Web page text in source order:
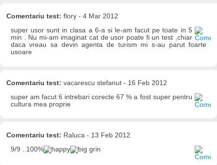
Comentariu test: flory - 4 Mar 2012
super usor sunt in clasa a 6-a si le-am facut pe toate in 5
min . Nu mi-am imaginat cat de usor poate fi un test ,chiar
daca vreau sa devin agenta de turism mi s-au parut foarte
usoare
Comentariu test: vacarescu stefanut - 16 Feb 2012
super am facut 6 intrebari corecte 67 % a fost super pentru
cultura mea proprie
Comentariu test: Raluca - 13 Feb 2012
9/9 ..100%